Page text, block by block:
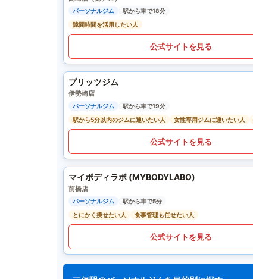
パーソナルジム
駅から車で18分
隙間時間を活用したい人
公式サイトを見る
プリッツジム
伊勢崎店
パーソナルジム
駅から車で19分
駅から5分以内のジムに通いたい人
女性専用ジムに通いたい人
公式サイトを見る
マイボディラボ (MYBODYLABO)
前橋店
パーソナルジム
駅から車で5分
とにかく痩せたい人
食事管理も任せたい人
公式サイトを見る